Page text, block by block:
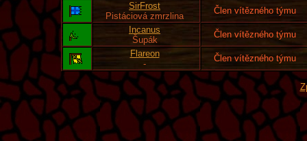
SirFrost
Pistáciová zmrzlina
Člen vítězného týmu
Incanus
Šupák
Člen vítězného týmu
Flareon
-
Člen vítězného týmu